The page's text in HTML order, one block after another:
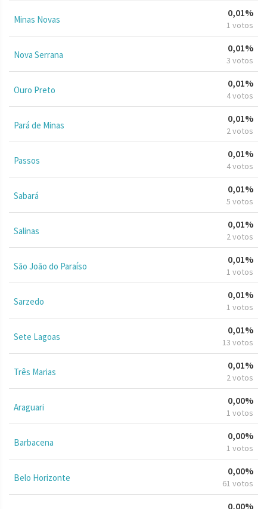
Minas Novas
0,01%
1 votos
Nova Serrana
0,01%
3 votos
Ouro Preto
0,01%
4 votos
Pará de Minas
0,01%
2 votos
Passos
0,01%
4 votos
Sabará
0,01%
5 votos
Salinas
0,01%
2 votos
São João do Paraíso
0,01%
1 votos
Sarzedo
0,01%
1 votos
Sete Lagoas
0,01%
13 votos
Três Marias
0,01%
2 votos
Araguari
0,00%
1 votos
Barbacena
0,00%
1 votos
Belo Horizonte
0,00%
61 votos
0,00%